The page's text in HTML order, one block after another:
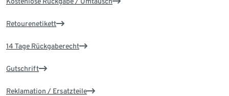
Retourenetikett
14 Tage Rückgaberecht
Gutschrift
Reklamation / Ersatzteile